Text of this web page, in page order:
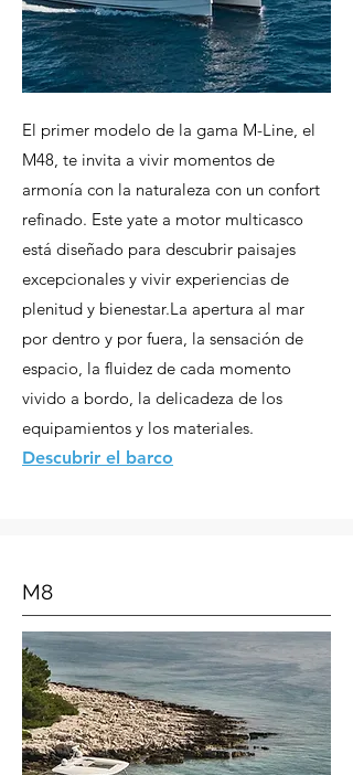
El primer modelo de la gama M-Line, el
M48, te invita a vivir momentos de
armonía con la naturaleza con un confort
refinado. Este yate a motor multicasco
está diseñado para descubrir paisajes
excepcionales y vivir experiencias de
plenitud y bienestar.La apertura al mar
por dentro y por fuera, la sensación de
espacio, la fluidez de cada momento
vivido a bordo, la delicadeza de los
equipamientos y los materiales.
Descubrir el barco
M8